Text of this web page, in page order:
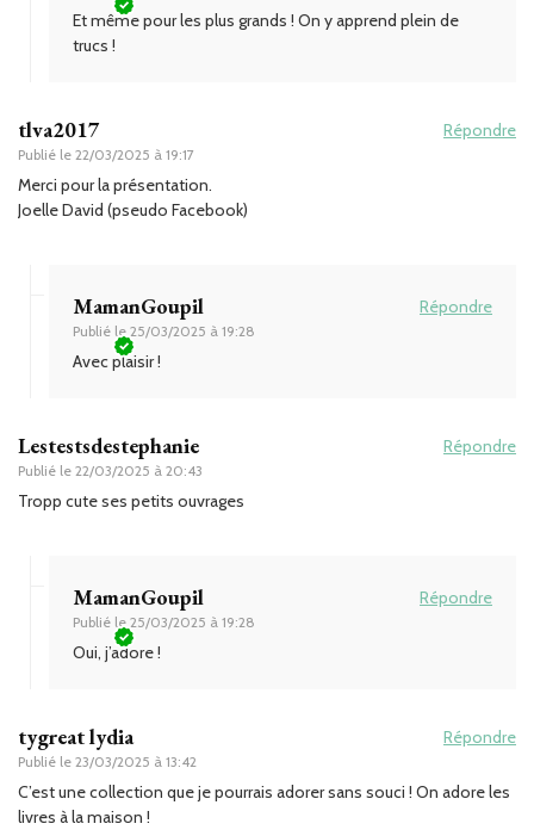
Et même pour les plus grands ! On y apprend plein de
trucs !
tlva2017
Publié le 22/03/2025 à 19:17
Répondre
Merci pour la présentation.
Joelle David (pseudo Facebook)
MamanGoupil
Publié le 25/03/2025 à 19:28
Répondre
Avec plaisir !
Lestestsdestephanie
Publié le 22/03/2025 à 20:43
Répondre
Tropp cute ses petits ouvrages
MamanGoupil
Publié le 25/03/2025 à 19:28
Répondre
Oui, j’adore !
tygreat lydia
Publié le 23/03/2025 à 13:42
Répondre
C’est une collection que je pourrais adorer sans souci ! On adore les
livres à la maison !